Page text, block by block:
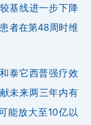
基线进一步下降
者在第48周时维
泰它西普强疗效
未来两三年内有
能放大至10亿以